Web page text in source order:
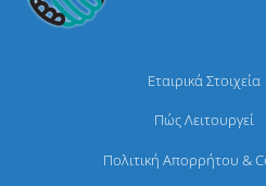
Εταιρικά Στοιχεία
Πώς Λειτουργεί
Πολιτική Απορρήτου &